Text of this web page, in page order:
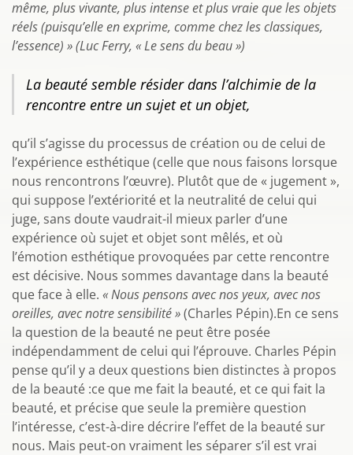
même, plus vivante, plus intense et plus vraie que les objets
réels (puisqu’elle en exprime, comme chez les classiques,
l’essence) » (Luc Ferry, « Le sens du beau »)
La beauté semble résider dans l’alchimie de la
rencontre entre un sujet et un objet,
qu’il s’agisse du processus de création ou de celui de
l’expérience esthétique (celle que nous faisons lorsque
nous rencontrons l’œuvre). Plutôt que de « jugement »,
qui suppose l’extériorité et la neutralité de celui qui
juge, sans doute vaudrait-il mieux parler d’une
expérience où sujet et objet sont mêlés, et où
l’émotion esthétique provoquées par cette rencontre
est décisive. Nous sommes davantage dans la beauté
que face à elle. « Nous pensons avec nos yeux, avec nos
oreilles, avec notre sensibilité »(Charles Pépin).En ce sens
la question de la beauté ne peut être posée
indépendamment de celui qui l’éprouve. Charles Pépin
pense qu’il y a deux questions bien distinctes à propos
de la beauté :ce que me fait la beauté, et ce qui fait la
beauté, et précise que seule la première question
l’intéresse, c’est-à-dire décrire l’effet de la beauté sur
nous. Mais peut-on vraiment les séparer s’il est vrai